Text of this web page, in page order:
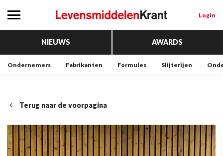
Login
NIEUWS AWARDS
Ondernemers Fabrikanten Formules Slijterijen
Terug naar de voorpagina